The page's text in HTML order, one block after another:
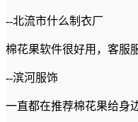
--北流市什么制衣厂
棉花果软件很好用，客服
--滨河服饰
一直都在推荐棉花果给身